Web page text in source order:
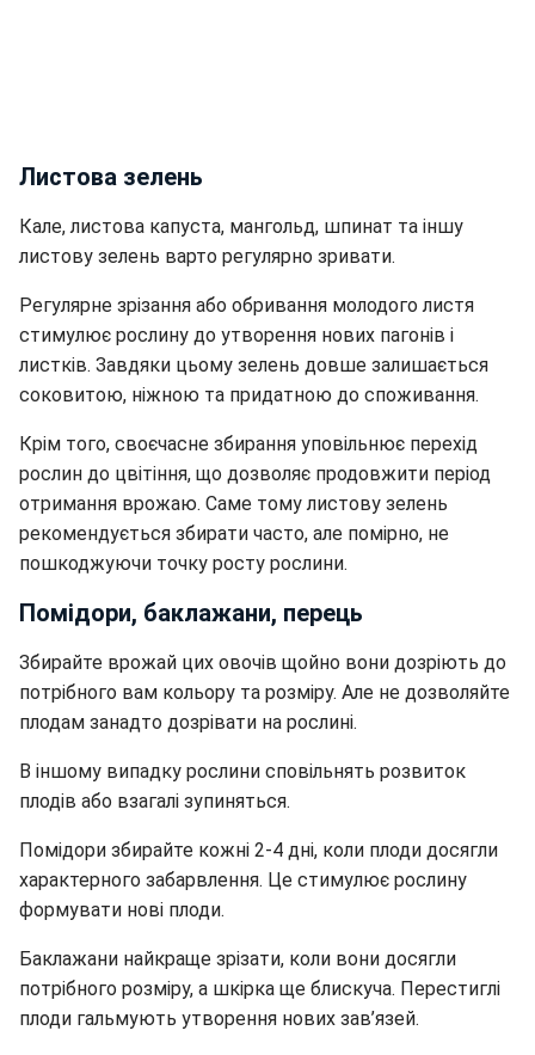
Листова зелень
Кале, листова капуста, мангольд, шпинат та іншу
листову зелень варто регулярно зривати.
Регулярне зрізання або обривання молодого листя
стимулює рослину до утворення нових пагонів і
листків. Завдяки цьому зелень довше залишається
соковитою, ніжною та придатною до споживання.
Крім того, своєчасне збирання уповільнює перехід
рослин до цвітіння, що дозволяє продовжити період
отримання врожаю. Саме тому листову зелень
рекомендується збирати часто, але помірно, не
пошкоджуючи точку росту рослини.
Помідори, баклажани, перець
Збирайте врожай цих овочів щойно вони дозріють до
потрібного вам кольору та розміру. Але не дозволяйте
плодам занадто дозрівати на рослині.
В іншому випадку рослини сповільнять розвиток
плодів або взагалі зупиняться.
Помідори збирайте кожні 2-4 дні, коли плоди досягли
характерного забарвлення. Це стимулює рослину
формувати нові плоди.
Баклажани найкраще зрізати, коли вони досягли
потрібного розміру, а шкірка ще блискуча. Перестиглі
плоди гальмують утворення нових зав’язей.